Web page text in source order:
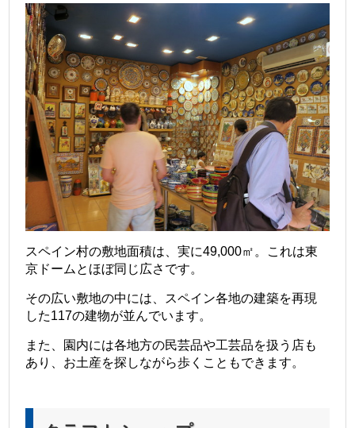
スペイン村の敷地面積は、実に49,000㎡。これは東
京ドームとほぼ同じ広さです。
その広い敷地の中には、スペイン各地の建築を再現
した117の建物が並んでいます。
また、園内には各地方の民芸品や工芸品を扱う店も
あり、お土産を探しながら歩くこともできます。